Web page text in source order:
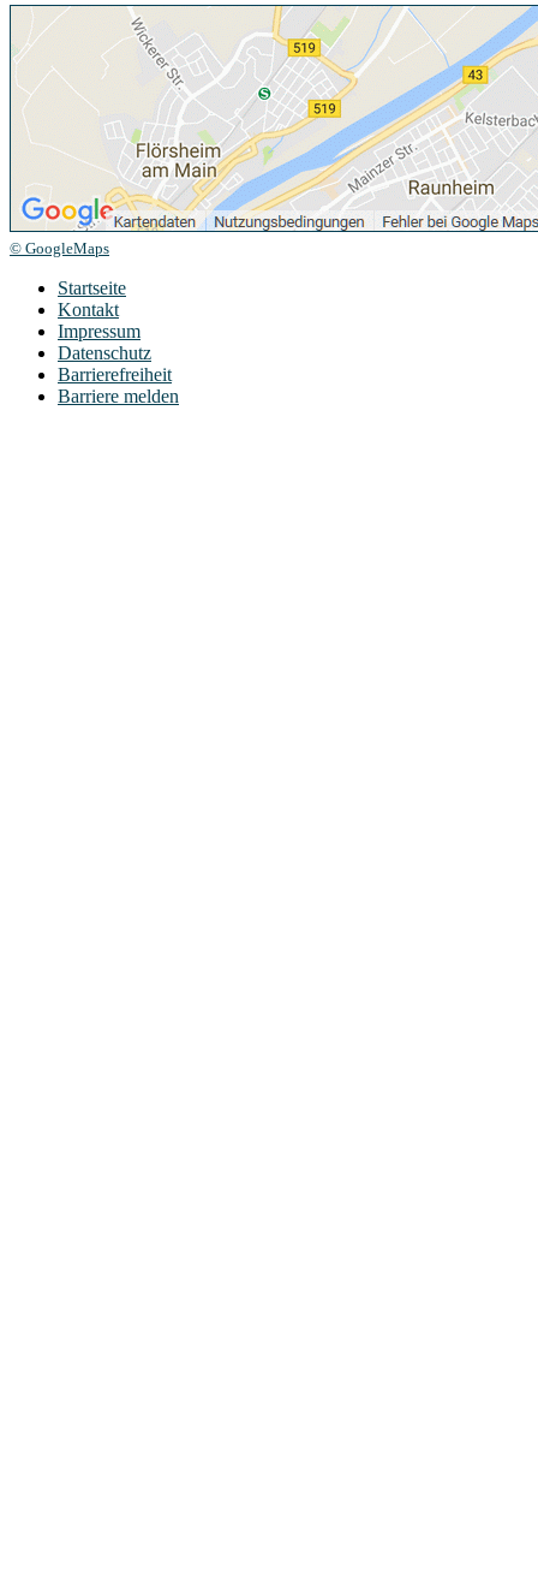
© GoogleMaps
Startseite
Kontakt
Impressum
Datenschutz
Barrierefreiheit
Barriere melden